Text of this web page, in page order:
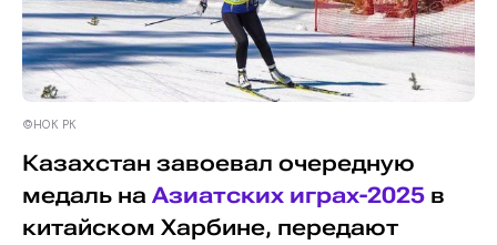
©НОК РК
Казахстан завоевал очередную
медаль на Азиатских играх-2025в
китайском Харбине, передают